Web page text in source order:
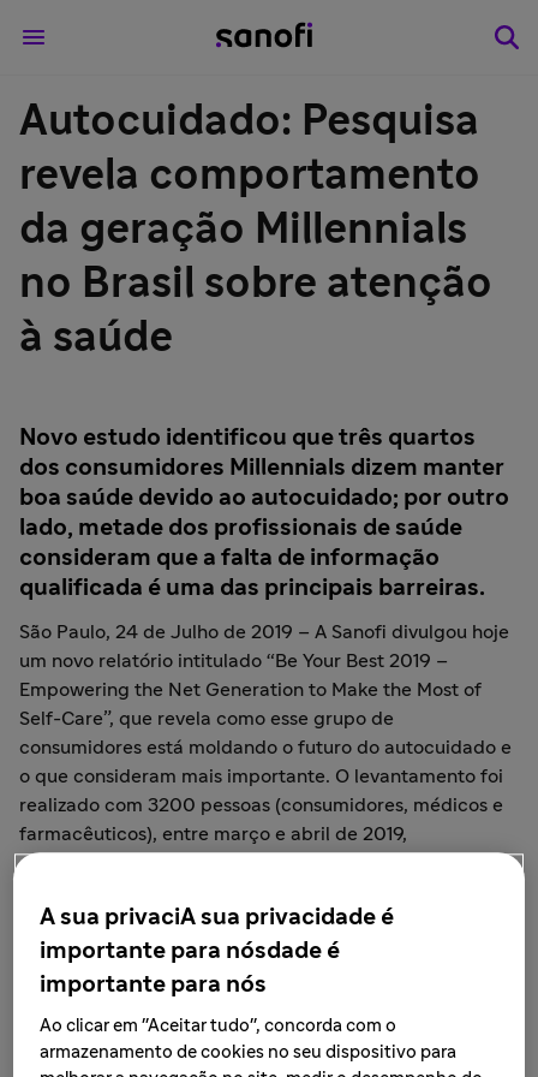
Autocuidado: Pesquisa
revela comportamento
da geração Millennials
no Brasil sobre atenção
à saúde
Novo estudo identificou que três quartos
dos consumidores Millennials dizem manter
boa saúde devido ao autocuidado; por outro
lado, metade dos profissionais de saúde
consideram que a falta de informação
qualificada é uma das principais barreiras.
São Paulo, 24 de Julho de 2019 – A Sanofi divulgou hoje
um novo relatório intitulado “Be Your Best 2019 –
Empowering the Net Generation to Make the Most of
Self-Care”, que revela como esse grupo de
consumidores está moldando o futuro do autocuidado e
o que consideram mais importante. O levantamento foi
realizado com 3200 pessoas (consumidores, médicos e
farmacêuticos), entre março e abril de 2019,
contemplando os nascidos entre 1981 a 1996 (faixa etária
Estados Unidos, França, Reino Unido, África do Sul,
Rússia, China e Japão.
Segundo o estudo, as três coisas que mais importam
para esta geração são bem-estar, acesso a informações
confiáveis de profissionais de saúde e conveniência. No
A sua privaciA sua privacidade é
importante para nósdade é
importante para nós
Ao clicar em "Aceitar tudo", concorda com o
armazenamento de cookies no seu dispositivo para